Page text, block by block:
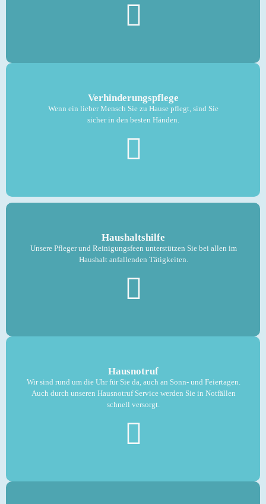
Verhinderungspflege
Wenn ein lieber Mensch Sie zu Hause pflegt, sind Sie
sicher in den besten Händen.
Haushaltshilfe
Unsere Pfleger und Reinigungsfeen unterstützen Sie bei allen im
Haushalt anfallenden Tätigkeiten.
Hausnotruf
Wir sind rund um die Uhr für Sie da, auch an Sonn- und Feiertagen.
Auch durch unseren Hausnotruf Service werden Sie in Notfällen
schnell versorgt.